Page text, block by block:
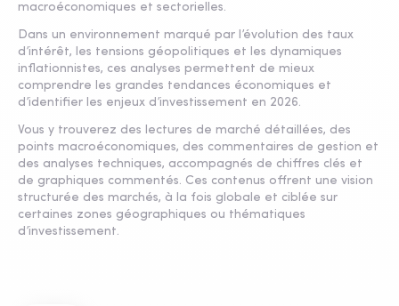
macroéconomiques et sectorielles.
Dans un environnement marqué par l’évolution des taux
d’intérêt, les tensions géopolitiques et les dynamiques
inflationnistes, ces analyses permettent de mieux
comprendre les grandes tendances économiques et
d’identifier les enjeux d’investissement en 2026.
Vous y trouverez des lectures de marché détaillées, des
points macroéconomiques, des commentaires de gestion et
des analyses techniques, accompagnés de chiffres clés et
de graphiques commentés. Ces contenus offrent une vision
structurée des marchés, à la fois globale et ciblée sur
certaines zones géographiques ou thématiques
d’investissement.